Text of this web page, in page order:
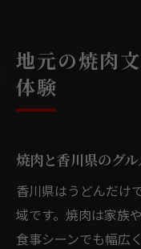
地元の焼肉
体験
焼肉と香川県のグ
香川県はうどんだけ
域です。焼肉は家族
食事シーンでも幅広